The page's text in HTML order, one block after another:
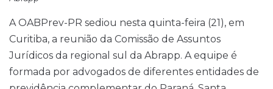
A OABPrev-PR sediou nesta quinta-feira (21), em
Curitiba, a reunião da Comissão de Assuntos
Jurídicos da regional sul da Abrapp. A equipe é
formada por advogados de diferentes entidades de